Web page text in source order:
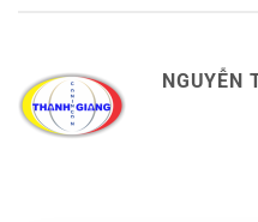
NGUYỄN